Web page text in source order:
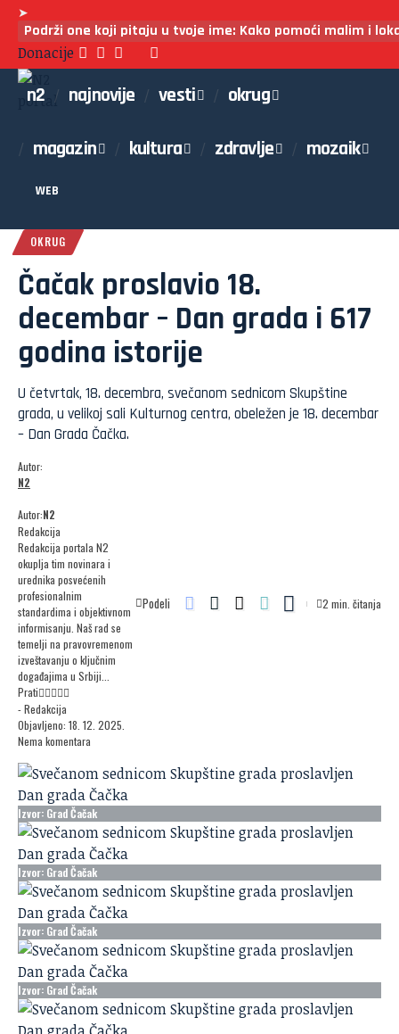
➤
Podrži one koji pitaju u tvoje ime: Kako pomoći malim i
Donacije
n2 najnovije vesti okrug
magazin kultura zdravlje mozaik
WEB
OKRUG
Čačak proslavio 18.
decembar – Dan grada i 617
godina istorije
U četvrtak, 18. decembra, svečanom sednicom Skupštine
grada, u velikoj sali Kulturnog centra, obeležen je 18. decembar
– Dan Grada Čačka.
Autor:
N2
Autor:N2
Redakcija
Redakcija portala N2
okuplja tim novinara i
urednika posvećenih
profesionalnim
standardima i objektivnom
informisanju. Naš rad se
temelji na pravovremenom
izveštavanju o ključnim
događajima u Srbiji...
Prati
- Redakcija
Objavljeno: 18. 12. 2025.
Nema komentara
Podeli 2 min. čitanja
Izvor: Grad Čačak
Izvor: Grad Čačak
Izvor: Grad Čačak
Izvor: Grad Čačak